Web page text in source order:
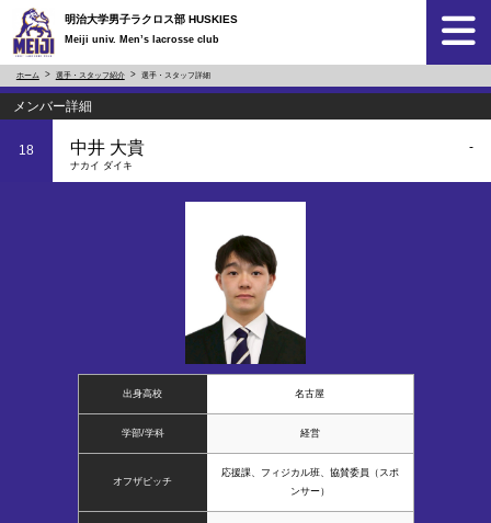
明治大学男子ラクロス部 HUSKIES
Meiji univ. Men’s lacrosse club
ホーム 選手・スタッフ紹介 選手・スタッフ詳細
メンバー詳細
18 中井 大貴
ナカイ ダイキ
-
出身高校 名古屋
学部/学科 経営
オフザピッチ
応援課、フィジカル班、協賛委員（スポ
ンサー）